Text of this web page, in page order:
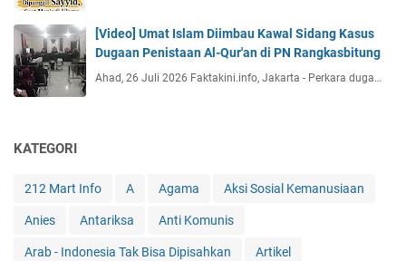
[Video] Umat Islam Diimbau Kawal Sidang Kasus
Dugaan Penistaan Al-Qur'an di PN Rangkasbitung
Ahad, 26 Juli 2026 Faktakini.info, Jakarta - Perkara duga…
KATEGORI
212 Mart Info A Agama Aksi Sosial Kemanusiaan
Anies Antariksa Anti Komunis
Arab - Indonesia Tak Bisa Dipisahkan Artikel